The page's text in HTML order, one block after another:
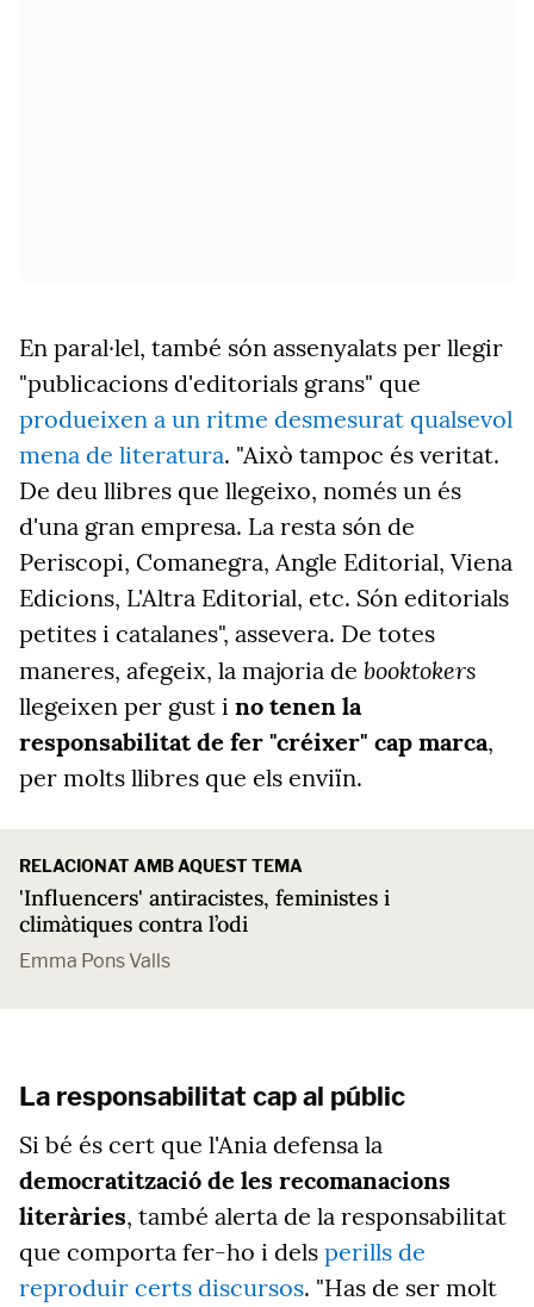
En paral·lel, també són assenyalats per llegir
"publicacions d'editorials grans" que
produeixen a un ritme desmesurat qualsevol
mena de literatura. "Això tampoc és veritat.
De deu llibres que llegeixo, només un és
d'una gran empresa. La resta són de
Periscopi, Comanegra, Angle Editorial, Viena
Edicions, L'Altra Editorial, etc. Són editorials
petites i catalanes", assevera. De totes
maneres, afegeix, la majoria de booktokers
llegeixen per gust i no tenen la
responsabilitat de fer "créixer" cap marca,
per molts llibres que els enviïn.
RELACIONAT AMB AQUEST TEMA
'Influencers' antiracistes, feministes i
climàtiques contra l’odi
Emma Pons Valls
La responsabilitat cap al públic
Si bé és cert que l'Ania defensa la
democratització de les recomanacions
literàries, també alerta de la responsabilitat
que comporta fer-ho i dels perills de
reproduir certs discursos. "Has de ser molt